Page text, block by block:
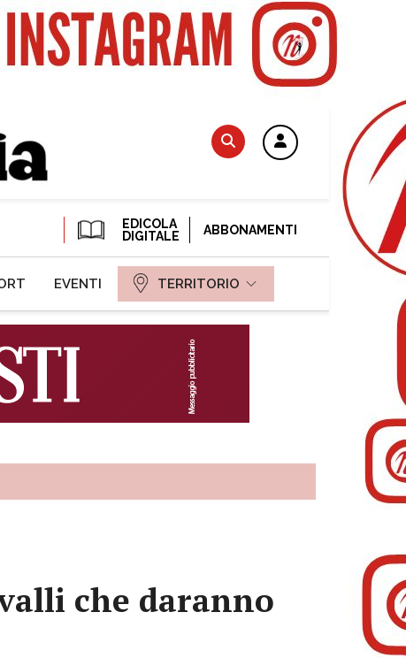
EDICOLA
DIGITALE
ABBONAMENTI
EVENTI TERRITORIO
che daranno